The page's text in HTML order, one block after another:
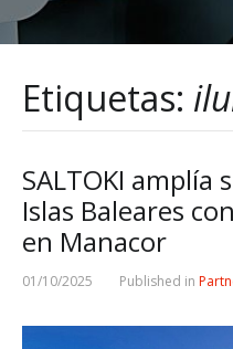
Etiquetas:
SALTOKI amplía
Islas Baleares
en Manacor
01/10/2025 Published in